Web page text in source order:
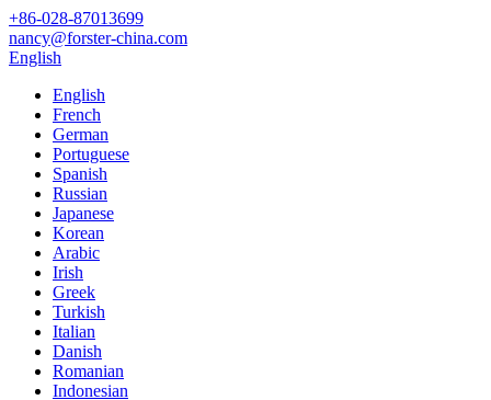
+86-028-87013699
nancy@forster-china.com
English
English
French
German
Portuguese
Spanish
Russian
Japanese
Korean
Arabic
Irish
Greek
Turkish
Italian
Danish
Romanian
Indonesian